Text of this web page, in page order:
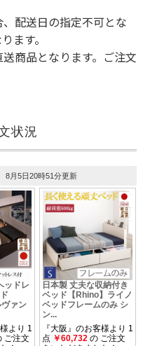
配送日の指定不可とな
ます。
商品となります。ご注文
状況